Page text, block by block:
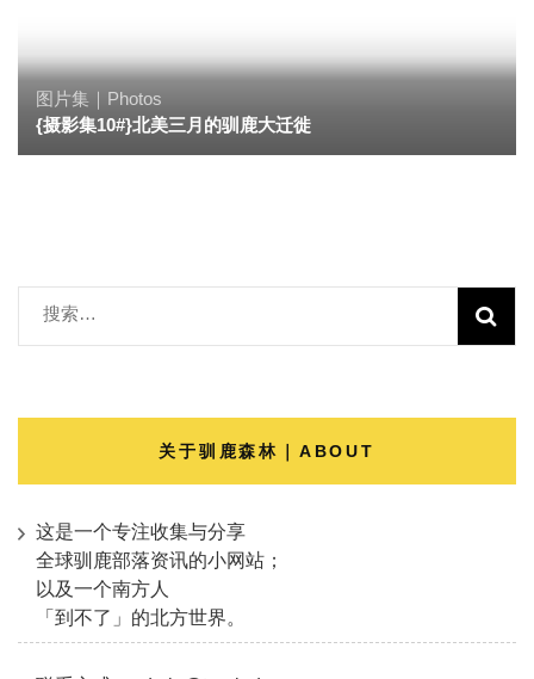
图片集｜Photos
{摄影集10#}北美三月的驯鹿大迁徙
搜
索：
关于驯鹿森林｜ABOUT
这是一个专注收集与分享
全球驯鹿部落资讯的小网站；
以及一个南方人
「到不了」的北方世界。